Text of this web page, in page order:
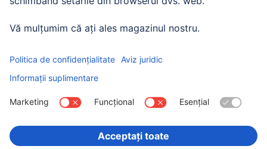
Business-Portal
Alege ţara